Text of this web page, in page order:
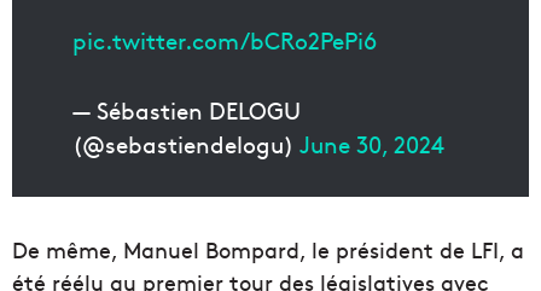
pic.twitter.com/bCRo2PePi6
— Sébastien DELOGU
(@sebastiendelogu) June 30, 2024
De même, Manuel Bompard, le président de LFI, a
été réélu au premier tour des législatives avec